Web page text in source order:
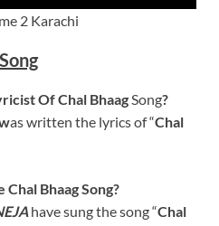
2 Karachi
Song
OfChal BhaagSong?
as written the lyrics of “Chal
Chal BhaagSong?
have sung the song “Chal